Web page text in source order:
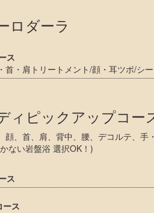
ロダーラ
ス
首・肩トリートメント/顔・耳ツボ/シ
ィピックアップコー
顔、首、肩、背中、腰、デコルテ、手
ない岩盤浴 選択OK！)
ス
ース